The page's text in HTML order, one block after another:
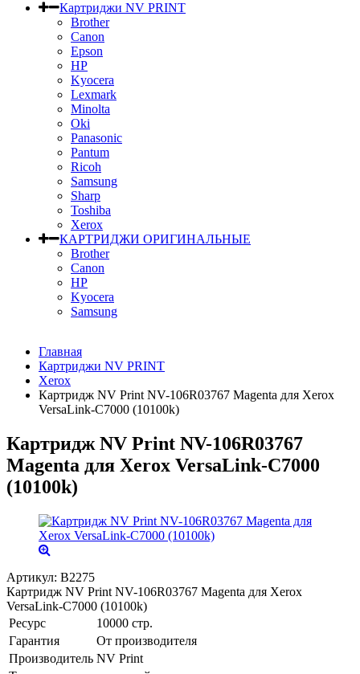
Картриджи NV PRINT
Brother
Canon
Epson
HP
Kyocera
Lexmark
Minolta
Oki
Panasonic
Pantum
Ricoh
Samsung
Sharp
Toshiba
Xerox
КАРТРИДЖИ ОРИГИНАЛЬНЫЕ
Brother
Canon
HP
Kyocera
Samsung
Главная
Картриджи NV PRINT
Xerox
Картридж NV Print NV-106R03767 Magenta для Xerox
VersaLink-C7000 (10100k)
Картридж NV Print NV-106R03767
Magenta для Xerox VersaLink-C7000
(10100k)
Артикул: B2275
Картридж NV Print NV-106R03767 Magenta для Xerox
VersaLink-C7000 (10100k)
Ресурс
10000 стр.
Гарантия
От производителя
Производитель NV Print